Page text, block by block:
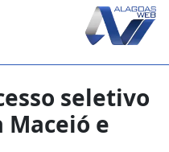
seletivo
Maceió e